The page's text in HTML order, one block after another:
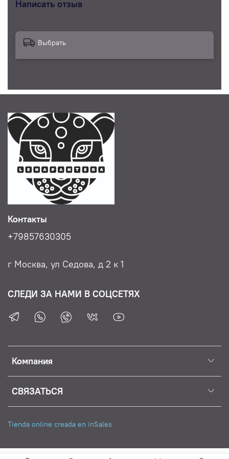
Pantera не содержит вредных веществ и безопасен
6. Разнообразие цветов - в ассортименте есть
различные цвета аквагрима, чтобы вы могли
7. Прочный и удобный флакон - аквагрим
в свою корзину прямо сейчас и позвольте себе
профессиональный инструмент для воплощения
ваших творческих идей. Сделайте каждое
творческое мероприятие незабываемым с помощью
аквагрима марки Лена Pantera.
Применение:Распылите на поверхность краски
воду или обмакните кисть или губку в воду, затем
протрите поверхность краски. Нанесите
непосредственно на кожу.
Для удаления:
Написать отзыв
Выбрать
Компания
СВЯЗАТЬСЯ
Контакты
+79857630305
г Москва, ул Седова, д 2 к 1
СЛЕДИ ЗА НАМИ В СОЦСЕТЯХ
Tienda online creada en inSales